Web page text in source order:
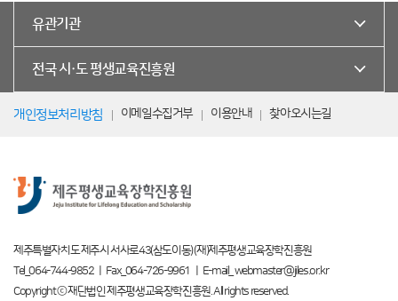
유관기관
전국 시·도 평생교육진흥원
개인정보처리방침 이메일수집거부 이용안내 찾아오시는길
제주특별자치도 제주시 서사로43(삼도이동) (재)제주평생교육장학진흥원
Tel_064-744-9852 ㅣ Fax_064-726-9961 ㅣ E-mail_ webmaster@jiles.or.kr
Copyright ⓒ 재단법인 제주평생교육장학진흥원. All rights reserved.